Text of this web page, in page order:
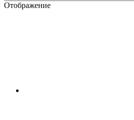
Отображение